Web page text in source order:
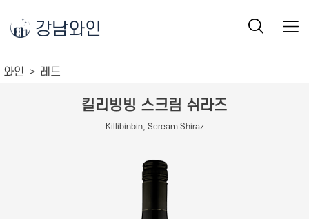
강남와인
와인 레드
킬리빙빙 스크림 쉬라즈
Killibinbin, Scream Shiraz